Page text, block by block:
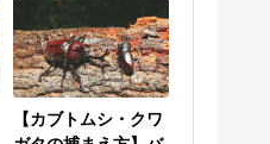
【カブトムシ・クワ